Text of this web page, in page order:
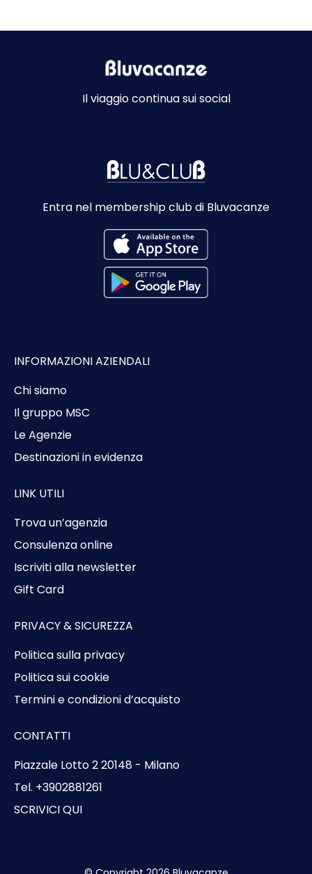
Il viaggio continua sui social
Entra nel membership club di Bluvacanze
INFORMAZIONI AZIENDALI
Chi siamo
Il gruppo MSC
Le Agenzie
Destinazioni in evidenza
LINK UTILI
Trova un’agenzia
Consulenza online
Iscriviti alla newsletter
Gift Card
PRIVACY & SICUREZZA
Politica sulla privacy
Politica sui cookie
Termini e condizioni d’acquisto
CONTATTI
Piazzale Lotto 2 20148 - Milano
Tel. +3902881261
SCRIVICI QUI